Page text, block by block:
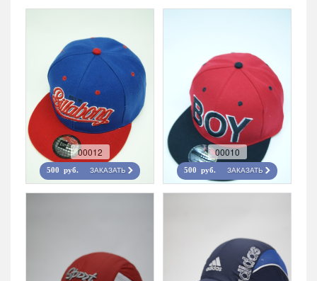
00012
500 руб. ЗАКАЗАТЬ
00010
500 руб. ЗАКАЗАТЬ